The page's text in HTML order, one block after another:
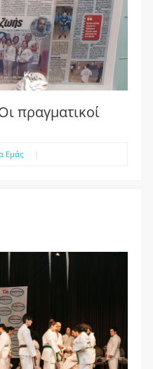
πραγματικοί
Εμάς